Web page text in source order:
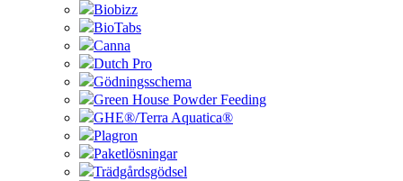
Biobizz
BioTabs
Canna
Dutch Pro
Gödningsschema
Green House Powder Feeding
GHE®/Terra Aquatica®
Plagron
Paketlösningar
Trädgårdsgödsel